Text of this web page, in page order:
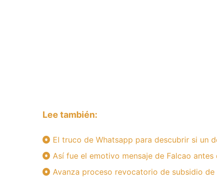
Lee también:
El truco de Whatsapp para descubrir si un
Así fue el emotivo mensaje de Falcao
Avanza proceso revocatorio de subsidio